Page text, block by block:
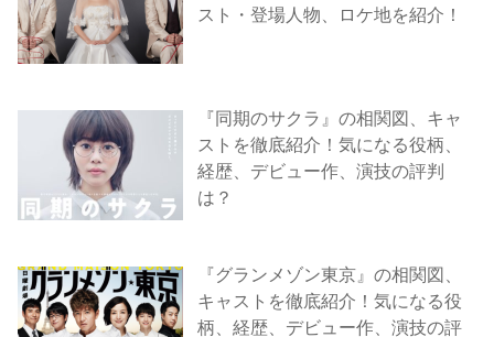
スト・登場人物、ロケ地を紹介！
『同期のサクラ』の相関図、キャ
ストを徹底紹介！気になる役柄、
経歴、デビュー作、演技の評判
は？
『グランメゾン東京』の相関図、
キャストを徹底紹介！気になる役
柄、経歴、デビュー作、演技の評